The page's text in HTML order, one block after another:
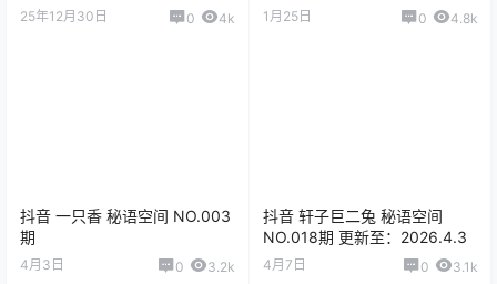
25年12月30日 0 4k 1月25日 0 4.8k
抖音 一只香 秘语空间 NO.003
期
4月3日 0 3.2k
抖音 轩子巨二兔 秘语空间
NO.018期 更新至：2026.4.3
4月7日 0 3.1k